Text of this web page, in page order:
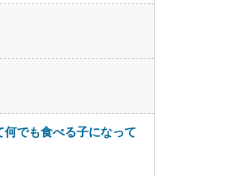
でも食べる子になって